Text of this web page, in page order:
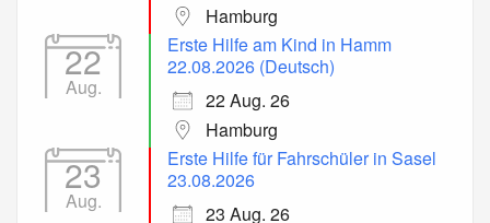
Hamburg
22
Aug.
Erste Hilfe am Kind in Hamm
22.08.2026 (Deutsch)
22 Aug. 26
Hamburg
23
Aug.
Erste Hilfe für Fahrschüler in Sasel
23.08.2026
23 Aug. 26